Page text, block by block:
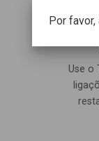
Por favor,
Use o